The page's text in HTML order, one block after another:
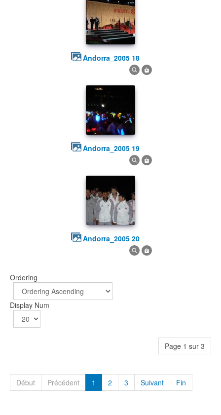
andorra_2005 18
andorra_2005 19
andorra_2005 20
Ordering
Display Num
Page 1 sur 3
Début Précédent 1 2 3 Suivant Fin